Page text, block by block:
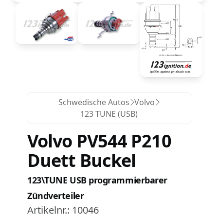
Schwedische Autos Volvo
123 TUNE (USB)
Volvo PV544 P210
Duett Buckel
123\TUNE USB programmierbarer
Zündverteiler
Artikelnr.: 10046